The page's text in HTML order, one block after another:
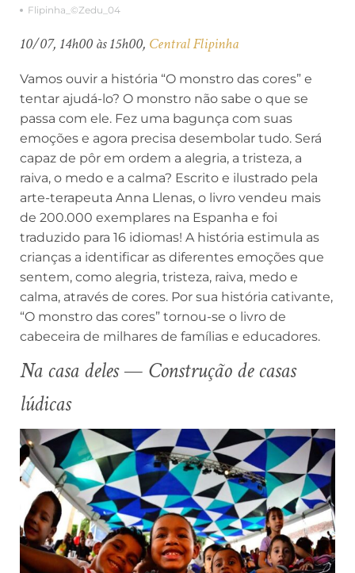
Flipinha_©Zedu_04
10/07, 14h00 às 15h00, Central Flipinha
Vamos ouvir a história “O monstro das cores” e
tentar ajudá-lo? O monstro não sabe o que se
passa com ele. Fez uma bagunça com suas
emoções e agora precisa desembolar tudo. Será
capaz de pôr em ordem a alegria, a tristeza, a
raiva, o medo e a calma? Escrito e ilustrado pela
arte-terapeuta Anna Llenas, o livro vendeu mais
de 200.000 exemplares na Espanha e foi
traduzido para 16 idiomas! A história estimula as
crianças a identificar as diferentes emoções que
sentem, como alegria, tristeza, raiva, medo e
calma, através de cores. Por sua história cativante,
“O monstro das cores” tornou-se o livro de
cabeceira de milhares de famílias e educadores.
Na casa deles — Construção de casas
lúdicas